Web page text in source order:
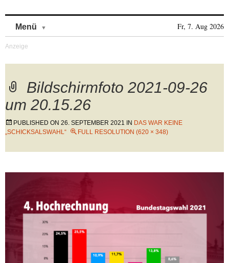
Menü Fr, 7. Aug 2026
Bildschirmfoto 2021-09-26
um 20.15.26
PUBLISHED ON 26. SEPTEMBER 2021 IN DAS WAR KEINE
„SCHICKSALSWAHL“
FULL RESOLUTION (620 × 348)